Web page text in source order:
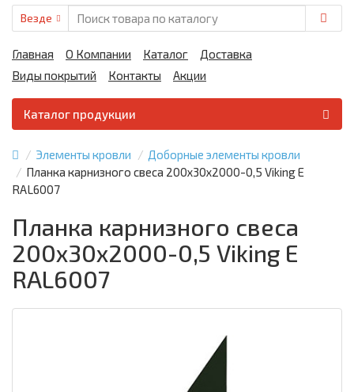
Везде
Главная О Компании Каталог
Доставка
Виды покрытий
Контакты Акции
Каталог продукции
Элементы кровли
Доборные элементы кровли
Планка карнизного свеса 200х30х2000-0,5 Viking E
RAL6007
Планка карнизного свеса
200х30х2000-0,5 Viking E
RAL6007